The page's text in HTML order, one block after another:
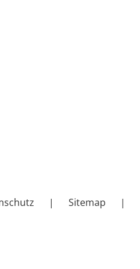
Sitemap